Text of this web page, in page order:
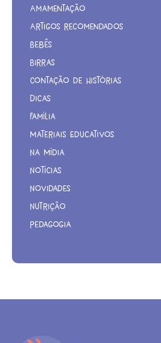
Amamentação
Artigos recomendados
Bebês
Birras
Contação de Histórias
Dicas
Família
Materiais Educativos
Na Mídia
Notícias
Novidades
Nutrição
Pedagogia